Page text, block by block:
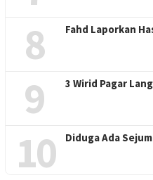
8 Fahd Laporkan
9 3 Wirid Pagar
10 Diduga Ada